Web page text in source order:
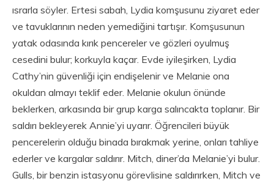
ısrarla söyler. Ertesi sabah, Lydia komşusunu ziyaret eder
ve tavuklarının neden yemediğini tartışır. Komşusunun
yatak odasında kırık pencereler ve gözleri oyulmuş
cesedini bulur; korkuyla kaçar. Evde iyileşirken, Lydia
Cathy’nin güvenliği için endişelenir ve Melanie ona
okuldan almayı teklif eder. Melanie okulun önünde
beklerken, arkasında bir grup karga salıncakta toplanır. Bir
saldırı bekleyerek Annie’yi uyarır. Öğrencileri büyük
pencerelerin olduğu binada bırakmak yerine, onları tahliye
ederler ve kargalar saldırır. Mitch, diner’da Melanie’yi bulur.
Gulls, bir benzin istasyonu görevlisine saldırırken, Mitch ve